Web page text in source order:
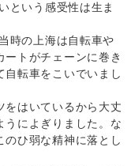
という感受性は生ま
時の上海は自転車や
トがチェーンに巻き
転車をこいでいまし
はいているから大丈
うによぎりました。な
ひ弱な精神に落とし